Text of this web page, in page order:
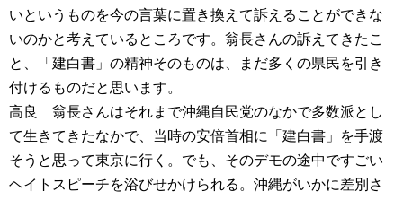
いというものを今の言葉に置き換えて訴えることができな
いのかと考えているところです。翁長さんの訴えてきたこ
と、「建白書」の精神そのものは、まだ多くの県民を引き
付けるものだと思います。
高良 翁長さんはそれまで沖縄自民党のなかで多数派とし
て生きてきたなかで、当時の安倍首相に「建白書」を手渡
そうと思って東京に行く。でも、そのデモの途中ですごい
ヘイトスピーチを浴びせかけられる。沖縄がいかに差別さ